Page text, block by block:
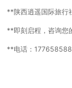
**陕西逍遥国际旅行
**即刻启程，咨询您
**电话：